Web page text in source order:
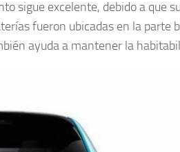
sigue excelente, debido a que
fueron ubicadas en la parte
ayuda a mantener la